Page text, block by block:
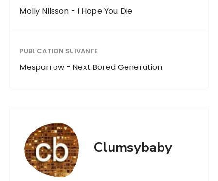
Molly Nilsson - I Hope You Die
PUBLICATION SUIVANTE
Mesparrow - Next Bored Generation
Clumsybaby